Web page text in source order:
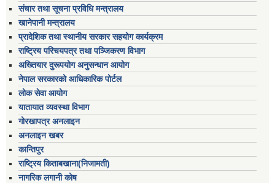
संचार तथा सूचना प्रविधि मन्त्रालय
खानेपानी मन्त्रालय
प्रादेशिक तथा स्थानीय सरकार सहयोग कार्यक्रम
राष्ट्रिय परिचयपत्र तथा पञ्जिकरण विभाग
अख्तियार दुरूपयोग अनुसन्धान आयोग
नेपाल सरकारको आधिकारिक पोर्टल
लोक सेवा आयोग
यातायात व्यवस्था विभाग
गोरखापत्र अनलाइन
अनलाइन खबर
कान्तिपुर
राष्ट्रिय किताबखाना(निजामती)
नागरिक लगानी कोष